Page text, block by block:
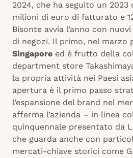
2024, che ha seguito un 2023
milioni di euro di fatturato e
Bisonte avvia l’anno con
di negozi. Il primo, nel marzo
Singapore ed è frutto della
department store
la propria attività nei Paesi
apertura è il primo passo
l’espansione del brand nel
afferma l’azienda – in linea
quinquennale presentato da
che guarda anche con
mercati-chiave storici come